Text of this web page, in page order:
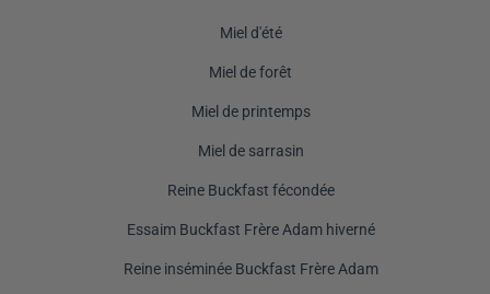
Miel d'été
Miel de forêt
Miel de printemps
Miel de sarrasin
Reine Buckfast fécondée
Essaim Buckfast Frère Adam hiverné
Reine inséminée Buckfast Frère Adam